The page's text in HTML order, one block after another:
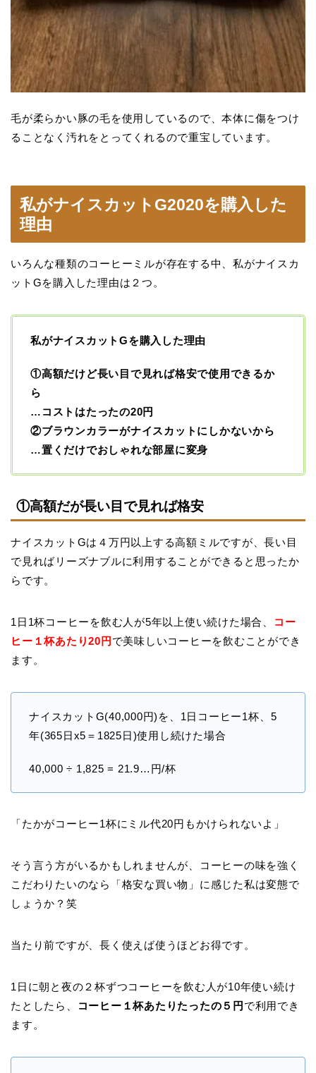
毛が柔らかい豚の毛を使用しているので、本体に傷をつけ
ることなく汚れをとってくれるので重宝しています。
私がナイスカットG2020を購入した
理由
いろんな種類のコーヒーミルが存在する中、私がナイスカ
ットGを購入した理由は２つ。
私がナイスカットGを購入した理由
①高額だけど長い目で見れば格安で使用できるか
ら
…コストはたったの20円
②ブラウンカラーがナイスカットにしかないから
…置くだけでおしゃれな部屋に変身
①高額だが長い目で見れば格安
ナイスカットGは４万円以上する高額ミルですが 、長い目
で見ればリーズナブルに利用することができると思ったか
らです。
1日1杯コーヒーを飲む人が5年以上使い続けた場合、
コー
ヒー１杯あたり20円 で美味しいコーヒーを飲むことができ
ます。
ナイスカットG(40,000円)を、1日コーヒー1杯、5
年(365日x5＝1825日)使用し続けた場合
40,000 ÷ 1,825 = 21.9…円/杯
「たかがコーヒー1杯にミル代20円もかけられないよ」
そう言う方がいるかもしれませんが、コーヒーの味を強く
こだわりたいのなら「格安な買い物」に感じた私は変態で
しょうか？笑
当たり前ですが、長く使えば使うほどお得です。
1日に朝と夜の２杯ずつコーヒーを飲む人が10年使い続け
たとしたら、
コーヒー１杯あたりたったの５円 で利用でき
ます。